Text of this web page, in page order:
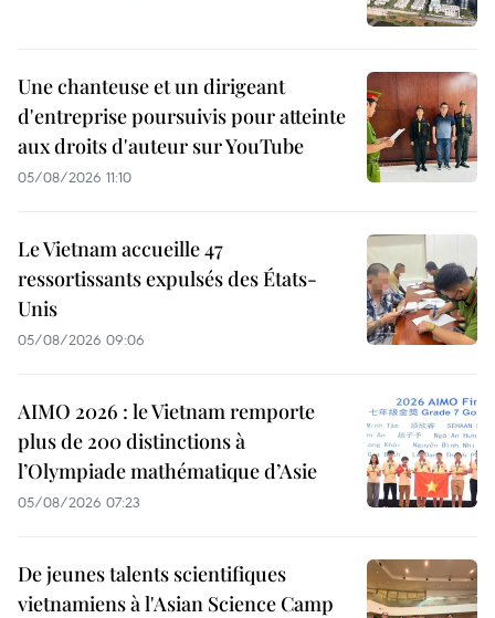
Une chanteuse et un dirigeant
d'entreprise poursuivis pour atteinte
aux droits d'auteur sur YouTube
05/08/2026 11:10
Le Vietnam accueille 47
ressortissants expulsés des États-
Unis
05/08/2026 09:06
AIMO 2026 : le Vietnam remporte
plus de 200 distinctions à
l’Olympiade mathématique d’Asie
05/08/2026 07:23
De jeunes talents scientifiques
vietnamiens à l'Asian Science Camp